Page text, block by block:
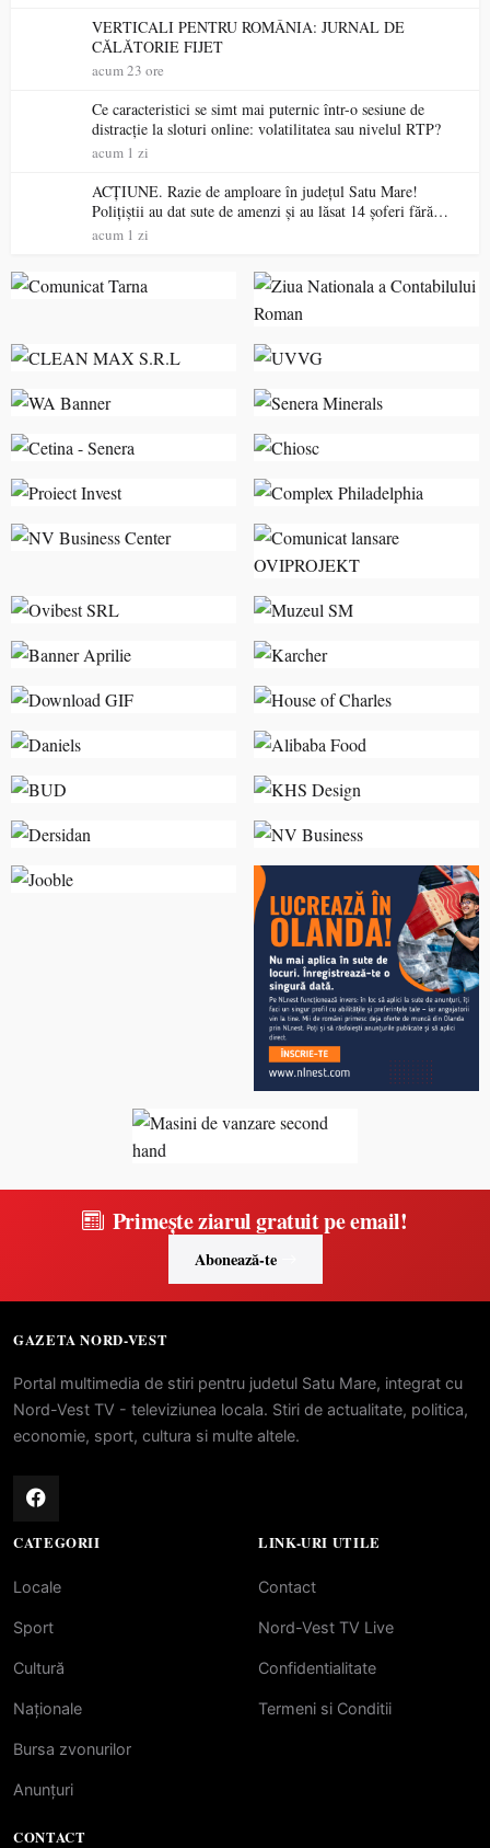
VERTICALI PENTRU ROMÂNIA: JURNAL DE
CĂLĂTORIE FIJET
acum 23 ore
Ce caracteristici se simt mai puternic într-o sesiune de
distracție la sloturi online: volatilitatea sau nivelul RTP?
acum 1 zi
ACȚIUNE. Razie de amploare în județul Satu Mare!
Polițiștii au dat sute de amenzi și au lăsat 14 șoferi fără
permis într-o singură zi
acum 1 zi
Primește ziarul gratuit pe email!
Abonează-te
GAZETA NORD-VEST
Portal multimedia de stiri pentru judetul Satu Mare, integrat cu
Nord-Vest TV - televiziunea locala. Stiri de actualitate, politica,
economie, sport, cultura si multe altele.
CATEGORII
Locale
Sport
Cultură
Naționale
Bursa zvonurilor
Anunțuri
LINK-URI UTILE
Contact
Nord-Vest TV Live
Confidentialitate
Termeni si Conditii
CONTACT